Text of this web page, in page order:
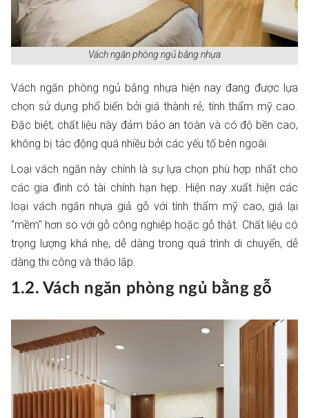
Vách ngăn phòng ngủ bằng nhựa
Vách ngăn phòng ngủ bằng nhựa hiện nay đang được lựa
chọn sử dụng phổ biến bởi giá thành rẻ, tính thẩm mỹ cao.
Đặc biệt, chất liệu này đảm bảo an toàn và có độ bền cao,
không bị tác động quá nhiều bởi các yếu tố bên ngoài.
Loại vách ngăn này chính là sự lựa chọn phù hợp nhất cho
các gia đình có tài chính hạn hẹp. Hiện nay xuất hiện các
loại vách ngăn nhựa giả gỗ với tính thẩm mỹ cao, giá lại
"mềm" hơn so với gỗ công nghiệp hoặc gỗ thật. Chất liệu có
trọng lượng khá nhẹ, dễ dàng trong quá trình di chuyển, dễ
dàng thi công và tháo lắp.
1.2. Vách ngăn phòng ngủ bằng gỗ